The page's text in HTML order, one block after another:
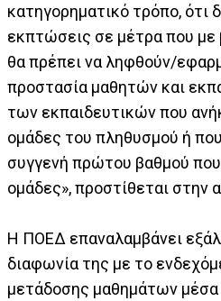
κατηγορηματικό τρόπο, ότι
εκπτώσεις σε μέτρα που
θα πρέπει να ληφθούν/
προστασία μαθητών και
των εκπαιδευτικών που
ομάδες του πληθυσμού ή
συγγενή πρώτου βαθμού
ομάδες», προστίθεται στην
Η ΠΟΕΔ επαναλαμβάνει
διαφωνία της με το
μετάδοσης μαθημάτων μέσα